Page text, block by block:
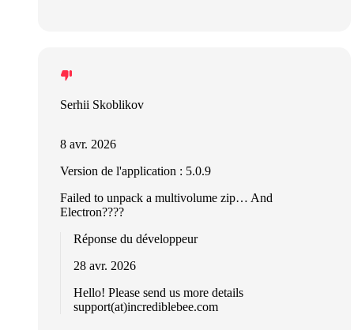
Serhii Skoblikov
8 avr. 2026
Version de l'application : 5.0.9
Failed to unpack a multivolume zip… And
Electron????
Réponse du développeur
28 avr. 2026
Hello! Please send us more details
support(at)incrediblebee.com